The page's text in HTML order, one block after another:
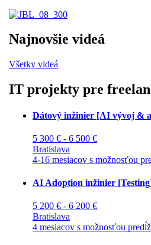
Najnovšie videá
Všetky videá
IT projekty pre
Dátový inžinier [AI vývoj &
5 300 € - 6 500 €
Bratislava
4-16 mesiacov s možnosťou
AI Adoption inžinier
5 200 € - 6 200 €
Bratislava
4 mesiacov s možnosťou